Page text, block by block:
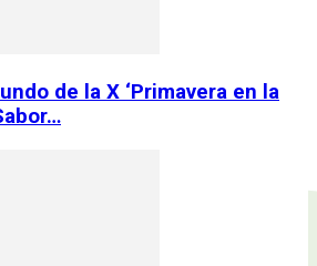
de la X ‘Primavera en la